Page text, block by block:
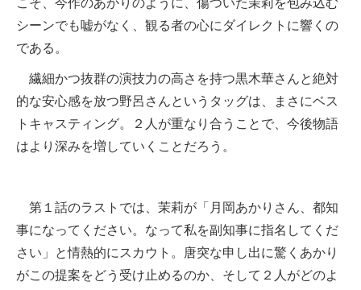
シーンでも嘘がなく、観る者の心にダイレクトに響くの
である。
繊細かつ抜群の演技力の高さを持つ黒木華さんと絶対
的な安心感を放つ野呂さんというタッグは、まさにベス
トキャスティング。２人が重なり合うことで、今後物語
はより深みを増していくことだろう。
第１話のラストでは、茉莉が「月岡あかりさん、都知
事になってください。なって私を副知事に指名してくだ
さい」と情熱的にスカウト。唐突な申し出に驚くあかり
がこの提案をどう受け止めるのか、そして２人がどのよ